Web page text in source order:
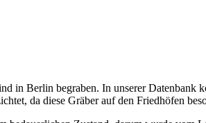
in Berlin begraben. In unserer Datenbank
da diese Gräber auf den Friedhöfen